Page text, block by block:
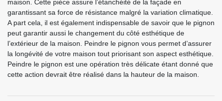
maison. Cette pièce assure l’étanchéité de la façade en
garantissant sa force de résistance malgré la variation climatique.
A part cela, il est également indispensable de savoir que le pignon
peut garantir aussi le changement du côté esthétique de
l’extérieur de la maison. Peindre le pignon vous permet d’assurer
la longévité de votre maison tout priorisant son aspect esthétique.
Peindre le pignon est une opération très délicate étant donné que
cette action devrait être réalisé dans la hauteur de la maison.